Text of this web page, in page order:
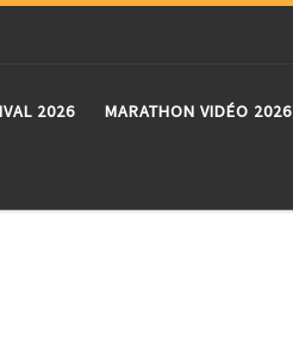
2026 MARATHON VIDÉO 2026